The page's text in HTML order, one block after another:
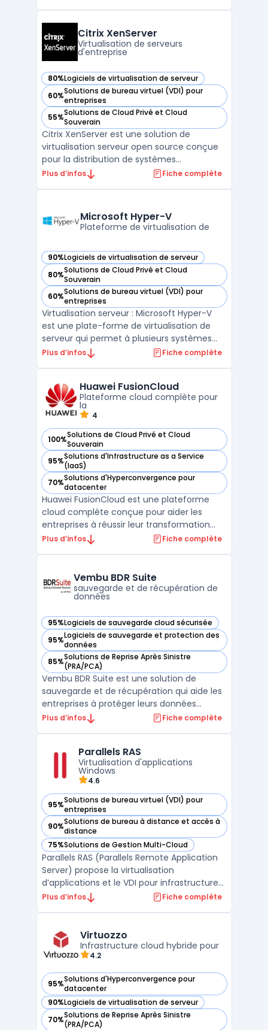
le réseau dans un système d'exploitation de
centre de don ...
Citrix XenServer
Virtualisation de serveurs
d'entreprise
80%Logiciels de virtualisation de serveur
— voir Citrix XenServer dans cette catégorie
60%Solutions de bureau virtuel (VDI) pour
entreprises
— voir Citrix XenServer dans cette catégorie
55%Solutions de Cloud Privé et Cloud
Souverain
— voir Citrix XenServer dans cette catégorie
Citrix XenServer est une solution de
virtualisation serveur open source conçue
pour la distribution de systèmes
d'exploitation dans un environnement
flexibilité, de manière rapide et efficace.
Avec Citrix XenServer, i ...
Plus d’infos Fiche complète
Microsoft Hyper-V
Plateforme de virtualisation de
90%Logiciels de virtualisation de serveur
— voir Microsoft Hyper-V dans cette catégorie
80%Solutions de Cloud Privé et Cloud
Souverain
— voir Microsoft Hyper-V dans cette catégorie
60%Solutions de bureau virtuel (VDI) pour
entreprises
— voir Microsoft Hyper-V dans cette catégorie
Virtualisation serveur : Microsoft Hyper-V
est une plate-forme de virtualisation de
serveur qui permet à plusieurs systèmes
d'exploitation de s'exécuter sur une seule
d'optimiser l'utilisation du matériel tout en
rédu ...
Plus d’infos Fiche complète
Huawei FusionCloud
Plateforme cloud complète pour
la
4
100%Solutions de Cloud Privé et Cloud
Souverain
— voir Huawei FusionCloud dans cette catégorie
95%Solutions d'Infrastructure as a Service
(IaaS)
— voir Huawei FusionCloud dans cette catégorie
70%Solutions d'Hyperconvergence pour
datacenter
— voir Huawei FusionCloud dans cette catégorie
Huawei FusionCloud est une plateforme
cloud complète conçue pour aider les
entreprises à réussir leur transformation
digitale. Elle intègre une suite de services
disponibilité élevée et une sécurité
renforcée des données critiqu ...
Plus d’infos Fiche complète
Vembu BDR Suite
sauvegarde et de récupération de
données
95%Logiciels de sauvegarde cloud sécurisée
— voir Vembu BDR Suite dans cette catégorie
95%Logiciels de sauvegarde et protection des
données
— voir Vembu BDR Suite dans cette catégorie
85%Solutions de Reprise Après Sinistre
(PRA/PCA)
— voir Vembu BDR Suite dans cette catégorie
Vembu BDR Suite est une solution de
sauvegarde et de récupération qui aide les
entreprises à protéger leurs données
critiques. La suite inclut des fonctionnalités
restauration granulaire, la migration de
données et la répli ...
Plus d’infos Fiche complète
Parallels RAS
Virtualisation d'applications
Windows
4.6
95%Solutions de bureau virtuel (VDI) pour
entreprises
— voir Parallels RAS dans cette catégorie
90%Solutions de bureau à distance et accès à
distance
— voir Parallels RAS dans cette catégorie
75%Solutions de Gestion Multi-Cloud
— voir Parallels RAS dans cette catégorie
Parallels RAS (Parallels Remote Application
Server) propose la virtualisation
d’applications et le VDI pour infrastructures
RDS Windows Server et environnements
Windows, le bureau à distance et la gestion
des accès s ...
Plus d’infos Fiche complète
Virtuozzo
Infrastructure cloud hybride pour
4.2
95%Solutions d'Hyperconvergence pour
datacenter
— voir Virtuozzo dans cette catégorie
90%Logiciels de virtualisation de serveur
— voir Virtuozzo dans cette catégorie
70%Solutions de Reprise Après Sinistre
(PRA/PCA)
— voir Virtuozzo dans cette catégorie